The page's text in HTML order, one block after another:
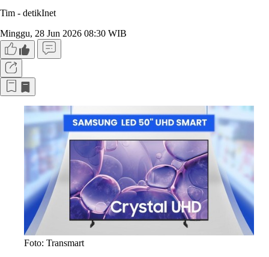
Tim - detikInet
Minggu, 28 Jun 2026 08:30 WIB
Foto: Transmart